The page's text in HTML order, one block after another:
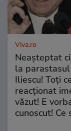
Viva.ro
Neașteptat
la
Iliescu! Toți
reacționat
văzut! E
cunoscut!